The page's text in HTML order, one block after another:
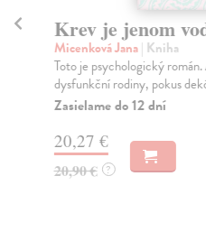
Krev je jenom
Micenková Jana| Kniha
Toto je psychologický
dysfunkční rodiny, pokus
Zasielame do 12 dní
20,27 €
20,90 € ?